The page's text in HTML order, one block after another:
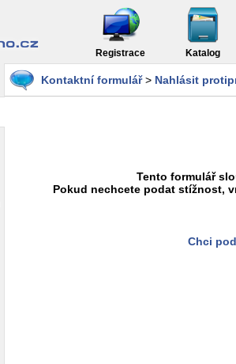
Registrace Katalog
Kontaktní formulář> Nahlásit
Tento formulář
Pokud nechcete podat stížnost,
Chci